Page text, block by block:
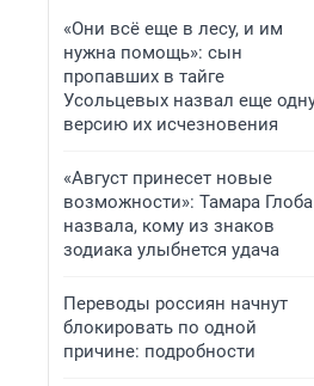
«Они всё еще в лесу, и им
нужна помощь»: сын
пропавших в тайге
Усольцевых назвал еще
версию их исчезновения
«Август принесет новые
возможности»: Тамара Глоба
назвала, кому из знаков
зодиака улыбнется удача
Переводы россиян начнут
блокировать по одной
причине: подробности